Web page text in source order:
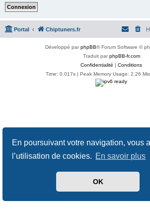
En poursuivant votre navigation, vous
l’utilisation de cookies. En savoir plus
OK
Portal Chiptuners.fr
Développé parphpBB® Forum Software ©
Traduit parphpBB-fr.com
Confidentialité | Conditions
Time: 0.017s | Peak Memory Usage: 2.26